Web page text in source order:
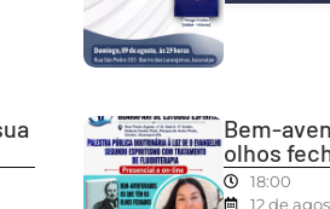
Bem-
olhos
18:00
12 de